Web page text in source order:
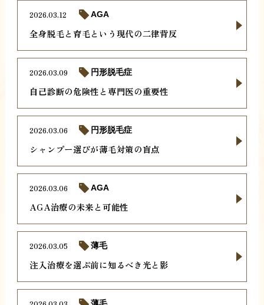
全身脱毛と育毛という現代の二律背反
2026.03.12 AGA
自己診断の危険性と専門医の重要性
2026.03.09 円形脱毛症
シャンプー選びが薄毛対策の盲点
2026.03.06 円形脱毛症
AGA治療の未来と可能性
2026.03.06 AGA
注入治療を選ぶ前に知るべき光と影
2026.03.05 薄毛